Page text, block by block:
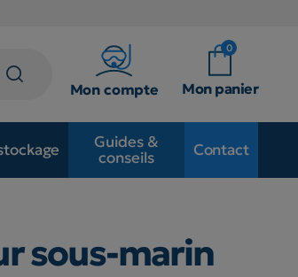
Mon compte
0
Mon panier
Guides &
conseils
Contact
sous-marin